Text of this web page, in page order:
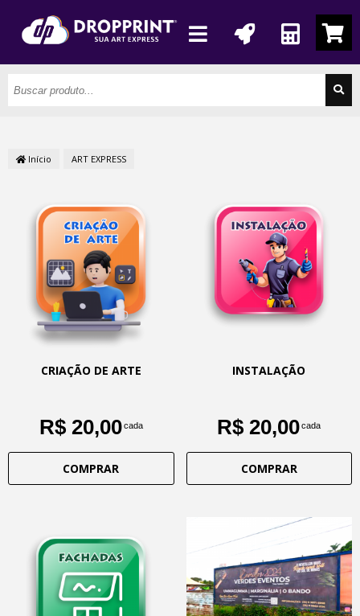
Início ART EXPRESS
CRIAÇÃO DE ARTE
R$ 20,00cada
COMPRAR
INSTALAÇÃO
R$ 20,00cada
COMPRAR